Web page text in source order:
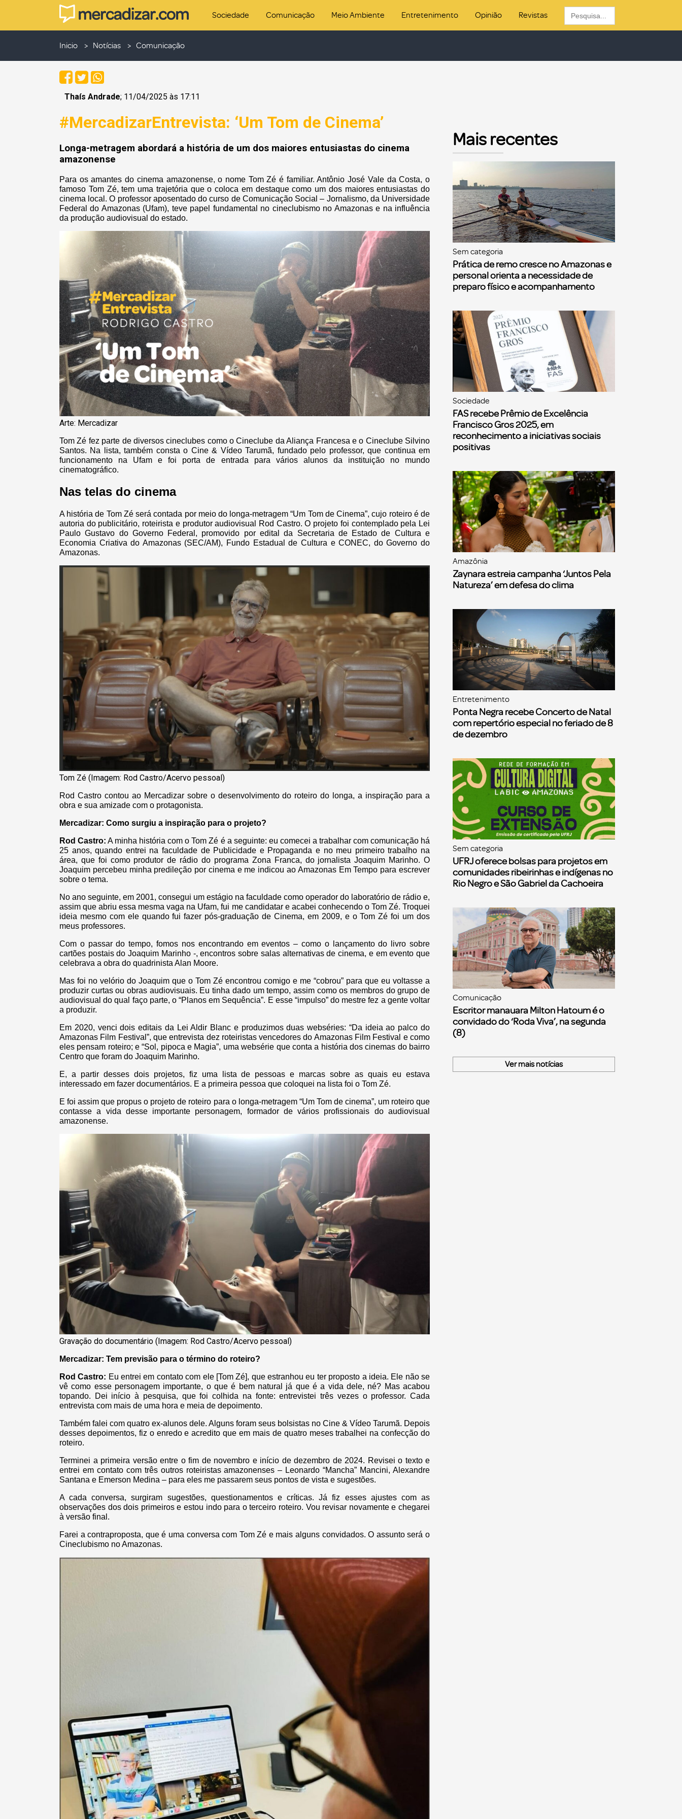
Sociedade Comunicação Meio Ambiente Entretenimento Opinião Revistas
Search
for:
Inicio Notícias Comunicação
Thaís Andrade; 11/04/2025 às 17:11
#MercadizarEntrevista: ‘Um Tom de Cinema’
Longa-metragem abordará a história de um dos maiores entusiastas do cinema
amazonense
Para os amantes do cinema amazonense, o nome Tom Zé é familiar. Antônio José Vale da Costa, o
famoso Tom Zé, tem uma trajetória que o coloca em destaque como um dos maiores entusiastas do
cinema local. O professor aposentado do curso de Comunicação Social – Jornalismo, da Universidade
Federal do Amazonas (Ufam), teve papel fundamental no cineclubismo no Amazonas e na influência
da produção audiovisual do estado.
Arte: Mercadizar
Tom Zé fez parte de diversos cineclubes como o Cineclube da Aliança Francesa e o Cineclube Silvino
Santos. Na lista, também consta o Cine & Vídeo Tarumã, fundado pelo professor, que continua em
funcionamento na Ufam e foi porta de entrada para vários alunos da instituição no mundo
cinematográfico.
Nas telas do cinema
A história de Tom Zé será contada por meio do longa-metragem “Um Tom de Cinema”, cujo roteiro é de
autoria do publicitário, roteirista e produtor audiovisual Rod Castro. O projeto foi contemplado pela Lei
Paulo Gustavo do Governo Federal, promovido por edital da Secretaria de Estado de Cultura e
Economia Criativa do Amazonas (SEC/AM), Fundo Estadual de Cultura e CONEC, do Governo do
Amazonas.
Tom Zé (Imagem: Rod Castro/Acervo pessoal)
Rod Castro contou ao Mercadizar sobre o desenvolvimento do roteiro do longa, a inspiração para a
obra e sua amizade com o protagonista.
Mercadizar: Como surgiu a inspiração para o projeto?
Rod Castro: A minha história com o Tom Zé é a seguinte: eu comecei a trabalhar com comunicação há
25 anos, quando entrei na faculdade de Publicidade e Propaganda e no meu primeiro trabalho na
área, que foi como produtor de rádio do programa Zona Franca, do jornalista Joaquim Marinho. O
Joaquim percebeu minha predileção por cinema e me indicou ao Amazonas Em Tempo para escrever
sobre o tema.
No ano seguinte, em 2001, consegui um estágio na faculdade como operador do laboratório de rádio e,
assim que abriu essa mesma vaga na Ufam, fui me candidatar e acabei conhecendo o Tom Zé. Troquei
ideia mesmo com ele quando fui fazer pós-graduação de Cinema, em 2009, e o Tom Zé foi um dos
meus professores.
Com o passar do tempo, fomos nos encontrando em eventos – como o lançamento do livro sobre
cartões postais do Joaquim Marinho -, encontros sobre salas alternativas de cinema, e em evento que
celebrava a obra do quadrinista Alan Moore.
Mas foi no velório do Joaquim que o Tom Zé encontrou comigo e me “cobrou” para que eu voltasse a
produzir curtas ou obras audiovisuais. Eu tinha dado um tempo, assim como os membros do grupo de
audiovisual do qual faço parte, o “Planos em Sequência”. E esse “impulso” do mestre fez a gente voltar
a produzir.
Em 2020, venci dois editais da Lei Aldir Blanc e produzimos duas webséries: “Da ideia ao palco do
Amazonas Film Festival”, que entrevista dez roteiristas vencedores do Amazonas Film Festival e como
eles pensam roteiro; e “Sol, pipoca e Magia”, uma websérie que conta a história dos cinemas do bairro
Centro que foram do Joaquim Marinho.
E, a partir desses dois projetos, fiz uma lista de pessoas e marcas sobre as quais eu estava
interessado em fazer documentários. E a primeira pessoa que coloquei na lista foi o Tom Zé.
E foi assim que propus o projeto de roteiro para o longa-metragem “Um Tom de cinema”, um roteiro que
contasse a vida desse importante personagem, formador de vários profissionais do audiovisual
amazonense.
Gravação do documentário (Imagem: Rod Castro/Acervo pessoal)
Mercadizar: Tem previsão para o término do roteiro?
Rod Castro: Eu entrei em contato com ele [Tom Zé], que estranhou eu ter proposto a ideia. Ele não se
vê como esse personagem importante, o que é bem natural já que é a vida dele, né? Mas acabou
topando. Dei início à pesquisa, que foi colhida na fonte: entrevistei três vezes o professor. Cada
entrevista com mais de uma hora e meia de depoimento.
Também falei com quatro ex-alunos dele. Alguns foram seus bolsistas no Cine & Vídeo Tarumã. Depois
desses depoimentos, fiz o enredo e acredito que em mais de quatro meses trabalhei na confecção do
roteiro.
Terminei a primeira versão entre o fim de novembro e início de dezembro de 2024. Revisei o texto e
entrei em contato com três outros roteiristas amazonenses – Leonardo “Mancha” Mancini, Alexandre
Santana e Emerson Medina – para eles me passarem seus pontos de vista e sugestões.
A cada conversa, surgiram sugestões, questionamentos e críticas. Já fiz esses ajustes com as
observações dos dois primeiros e estou indo para o terceiro roteiro. Vou revisar novamente e chegarei
à versão final.
Farei a contraproposta, que é uma conversa com Tom Zé e mais alguns convidados. O assunto será o
Cineclubismo no Amazonas.
Mais recentes
Sem categoria
Prática de remo cresce no Amazonas e
personal orienta a necessidade de
preparo físico e acompanhamento
Sociedade
FAS recebe Prêmio de Excelência
Francisco Gros 2025, em
reconhecimento a iniciativas sociais
positivas
Amazônia
Zaynara estreia campanha ‘Juntos Pela
Natureza’ em defesa do clima
Entretenimento
Ponta Negra recebe Concerto de Natal
com repertório especial no feriado de 8
de dezembro
Sem categoria
UFRJ oferece bolsas para projetos em
comunidades ribeirinhas e indígenas no
Rio Negro e São Gabriel da Cachoeira
Comunicação
Escritor manauara Milton Hatoum é o
convidado do ‘Roda Viva’, na segunda
(8)
Ver mais notícias